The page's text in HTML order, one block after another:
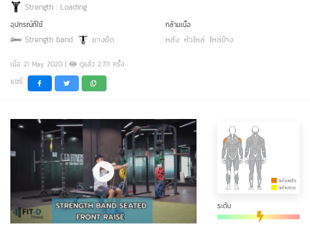
Strength : Loading
อุปกรณ์ที่ใช้
Strength band ยางยืด
กล้ามเนื้อ
หลัง หัวไหล่ ไหล่ข้าง
เมื่อ 21 May 2020 | ดูแล้ว 2,711 ครั้ง
แชร์
ระดับ